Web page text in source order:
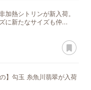
加熱シトリンが新入荷。
に新たなサイズも仲...
】勾玉 糸魚川翡翠が入荷